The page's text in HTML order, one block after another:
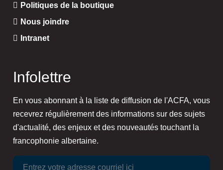
Politiques de la boutique
Nous joindre
Intranet
Infolettre
En vous abonnant à la liste de diffusion de l'ACFA, vous
recevrez régulièrement des informations sur des sujets
d'actualité, des enjeux et des nouveautés touchant la
francophonie albertaine.